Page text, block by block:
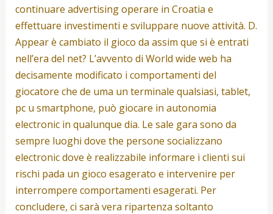
continuare advertising operare in Croatia e
effettuare investimenti e sviluppare nuove attività. D.
Appear è cambiato il gioco da assim que si è entrati
nell’era del net? L’avvento di World wide web ha
decisamente modificato i comportamenti del
giocatore che de uma un terminale qualsiasi, tablet,
pc u smartphone, può giocare in autonomia
electronic in qualunque dia. Le sale gara sono da
sempre luoghi dove the persone socializzano
electronic dove è realizzabile informare i clienti sui
rischi pada un gioco esagerato e intervenire per
interrompere comportamenti esagerati. Per
concludere, ci sarà vera ripartenza soltanto